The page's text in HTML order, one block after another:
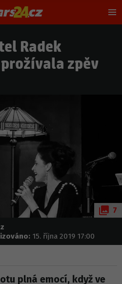
Radek
zpěv
7
15. října 2019 17:00
plná emocí, když ve